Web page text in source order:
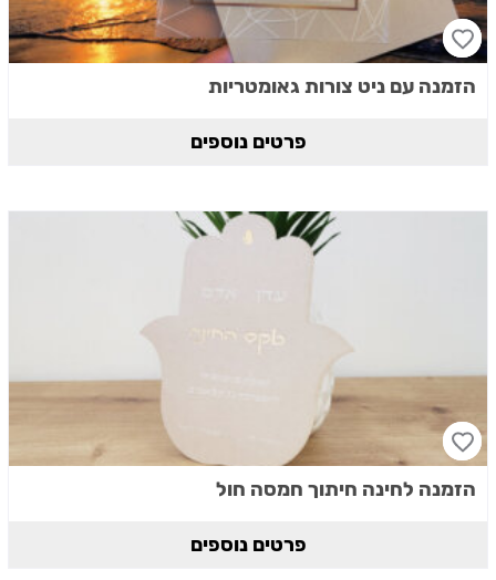
הזמנה עם ניט צורות גאומטריות
פרטים נוספים
הזמנה לחינה חיתוך חמסה חול
פרטים נוספים